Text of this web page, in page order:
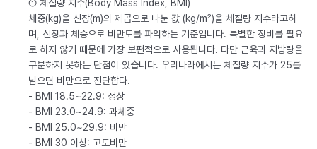
① 체질량 지수(Body Mass Index, BMI)
체중(kg)을 신장(m)의 제곱으로 나눈 값 (kg/m²)을 체질량 지수라고하
며, 신장과 체중으로 비만도를 파악하는 기준입니다. 특별한 장비를 필요
로 하지 않기 때문에 가장 보편적으로 사용됩니다. 다만 근육과 지방량을
구분하지 못하는 단점이 있습니다. 우리나라에서는 체질량 지수가 25를
넘으면 비만으로 진단합다.
- BMI 18.5~22.9: 정상
- BMI 23.0~24.9: 과체중
- BMI 25.0~29.9: 비만
- BMI 30 이상: 고도비만